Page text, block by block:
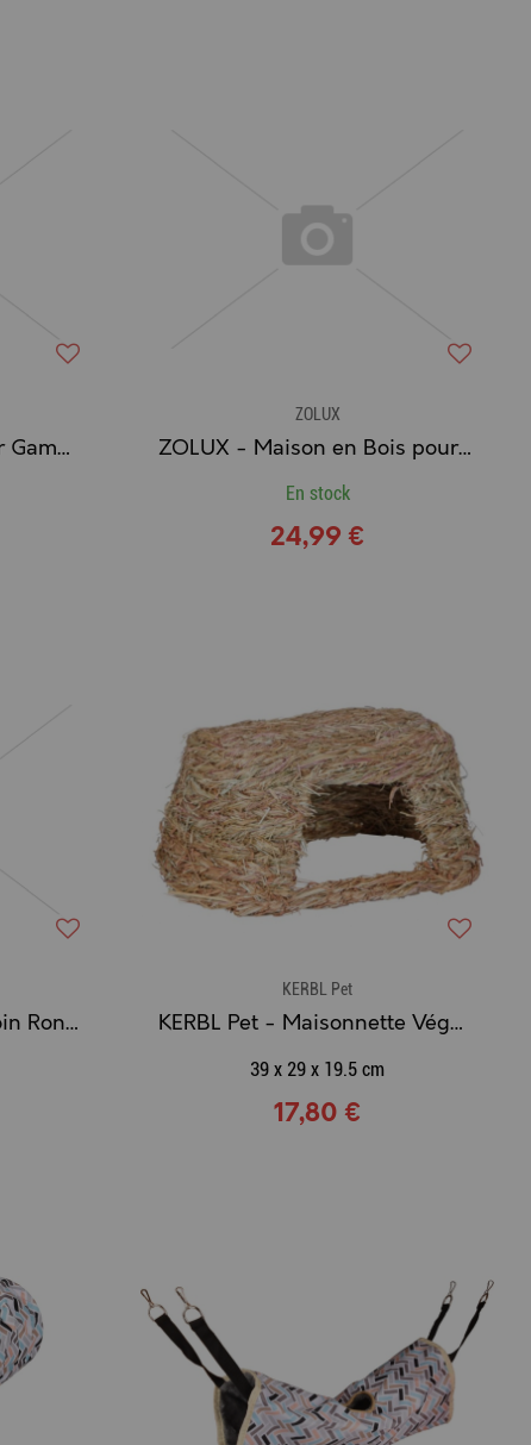
ZOLUX - Cage Rongeur Gamme PANAS COLOUR (80 cm.)
ZOLUX
ZOLUX - Maison en Bois pour Rongeur HOME Color
En stock
24,99 €
ZOLUX - Boule pour Foin Rongeur à Suspendre (M / L)
KERBL Pet
KERBL Pet - Maisonnette Végétale en Herbe Séchée Comestible
39 x 29 x 19.5 cm
17,80 €